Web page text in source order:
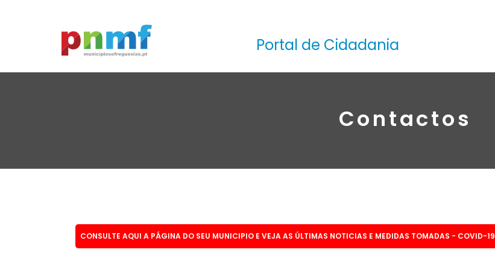
Portal de Cidadania
Contactos
CONSULTE AQUI A PÁGINA DO SEU MUNICIPIO E VEJA AS ÚLTIMAS NOTICIAS E MEDIDAS TOMADAS - COVID-19